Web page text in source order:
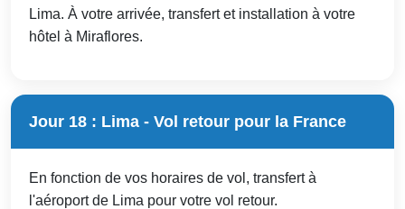
Lima. À votre arrivée, transfert et installation à votre
hôtel à Miraflores.
Jour 18 : Lima - Vol retour pour la France
En fonction de vos horaires de vol, transfert à
l'aéroport de Lima pour votre vol retour.